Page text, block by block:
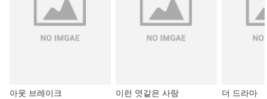
아웃 브레이크 이런 엿같은 사랑 더 드라마